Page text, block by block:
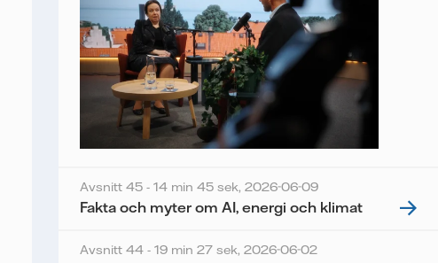
Avsnitt 45 - 14 min 45 sek, 2026-06-09
Fakta och myter om AI, energi och klimat
Avsnitt 44 - 19 min 27 sek, 2026-06-02